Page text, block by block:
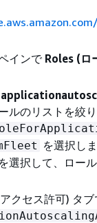
インで Roles (ロ
ルのリストを絞り
を選択し
選択して、ロー
クセス許可) タブ